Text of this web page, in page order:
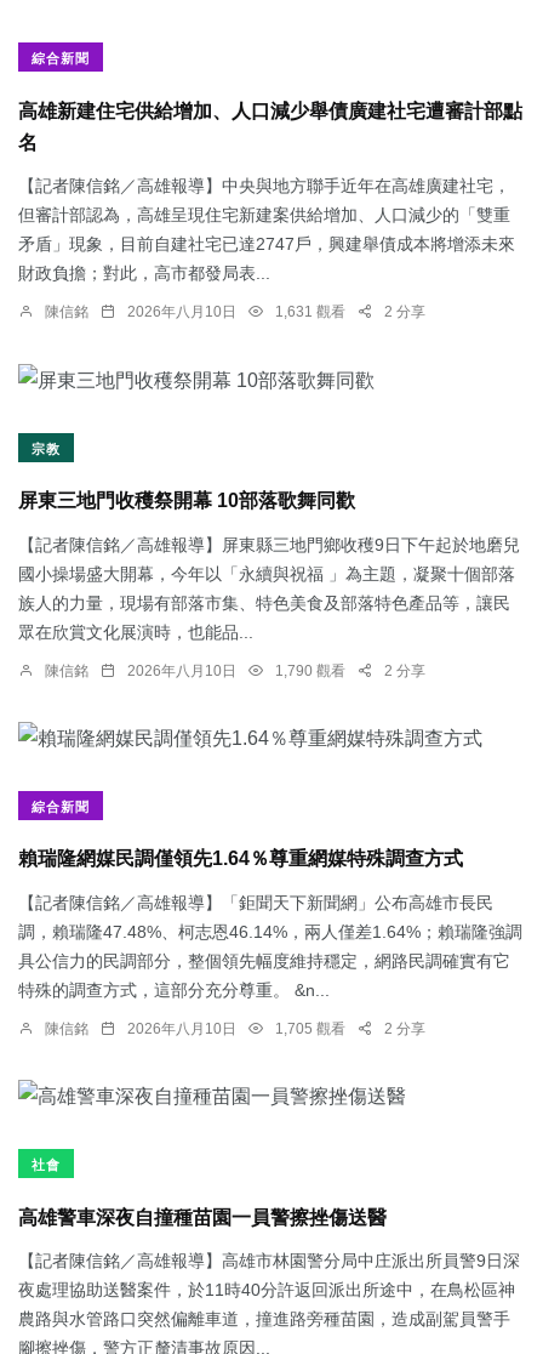
綜合新聞
高雄新建住宅供給增加、人口減少舉債廣建社宅遭審計部點
名
【記者陳信銘／高雄報導】中央與地方聯手近年在高雄廣建社宅，
但審計部認為，高雄呈現住宅新建案供給增加、人口減少的「雙重
矛盾」現象，目前自建社宅已達2747戶，興建舉債成本將增添未來
財政負擔；對此，高市都發局表...
陳信銘 2026年八月10日 1,631 觀看 2 分享
宗教
屏東三地門收穫祭開幕 10部落歌舞同歡
【記者陳信銘／高雄報導】屏東縣三地門鄉收穫9日下午起於地磨兒
國小操場盛大開幕，今年以「永續與祝福 」為主題，凝聚十個部落
族人的力量，現場有部落市集、特色美食及部落特色產品等，讓民
眾在欣賞文化展演時，也能品...
陳信銘 2026年八月10日 1,790 觀看 2 分享
綜合新聞
賴瑞隆網媒民調僅領先1.64％尊重網媒特殊調查方式
【記者陳信銘／高雄報導】「鉅聞天下新聞網」公布高雄市長民
調，賴瑞隆47.48%、柯志恩46.14%，兩人僅差1.64%；賴瑞隆強調
具公信力的民調部分，整個領先幅度維持穩定，網路民調確實有它
特殊的調查方式，這部分充分尊重。 &n...
陳信銘 2026年八月10日 1,705 觀看 2 分享
社會
高雄警車深夜自撞種苗園一員警擦挫傷送醫
【記者陳信銘／高雄報導】高雄市林園警分局中庄派出所員警9日深
夜處理協助送醫案件，於11時40分許返回派出所途中，在鳥松區神
農路與水管路口突然偏離車道，撞進路旁種苗園，造成副駕員警手
腳擦挫傷，警方正釐清事故原因...